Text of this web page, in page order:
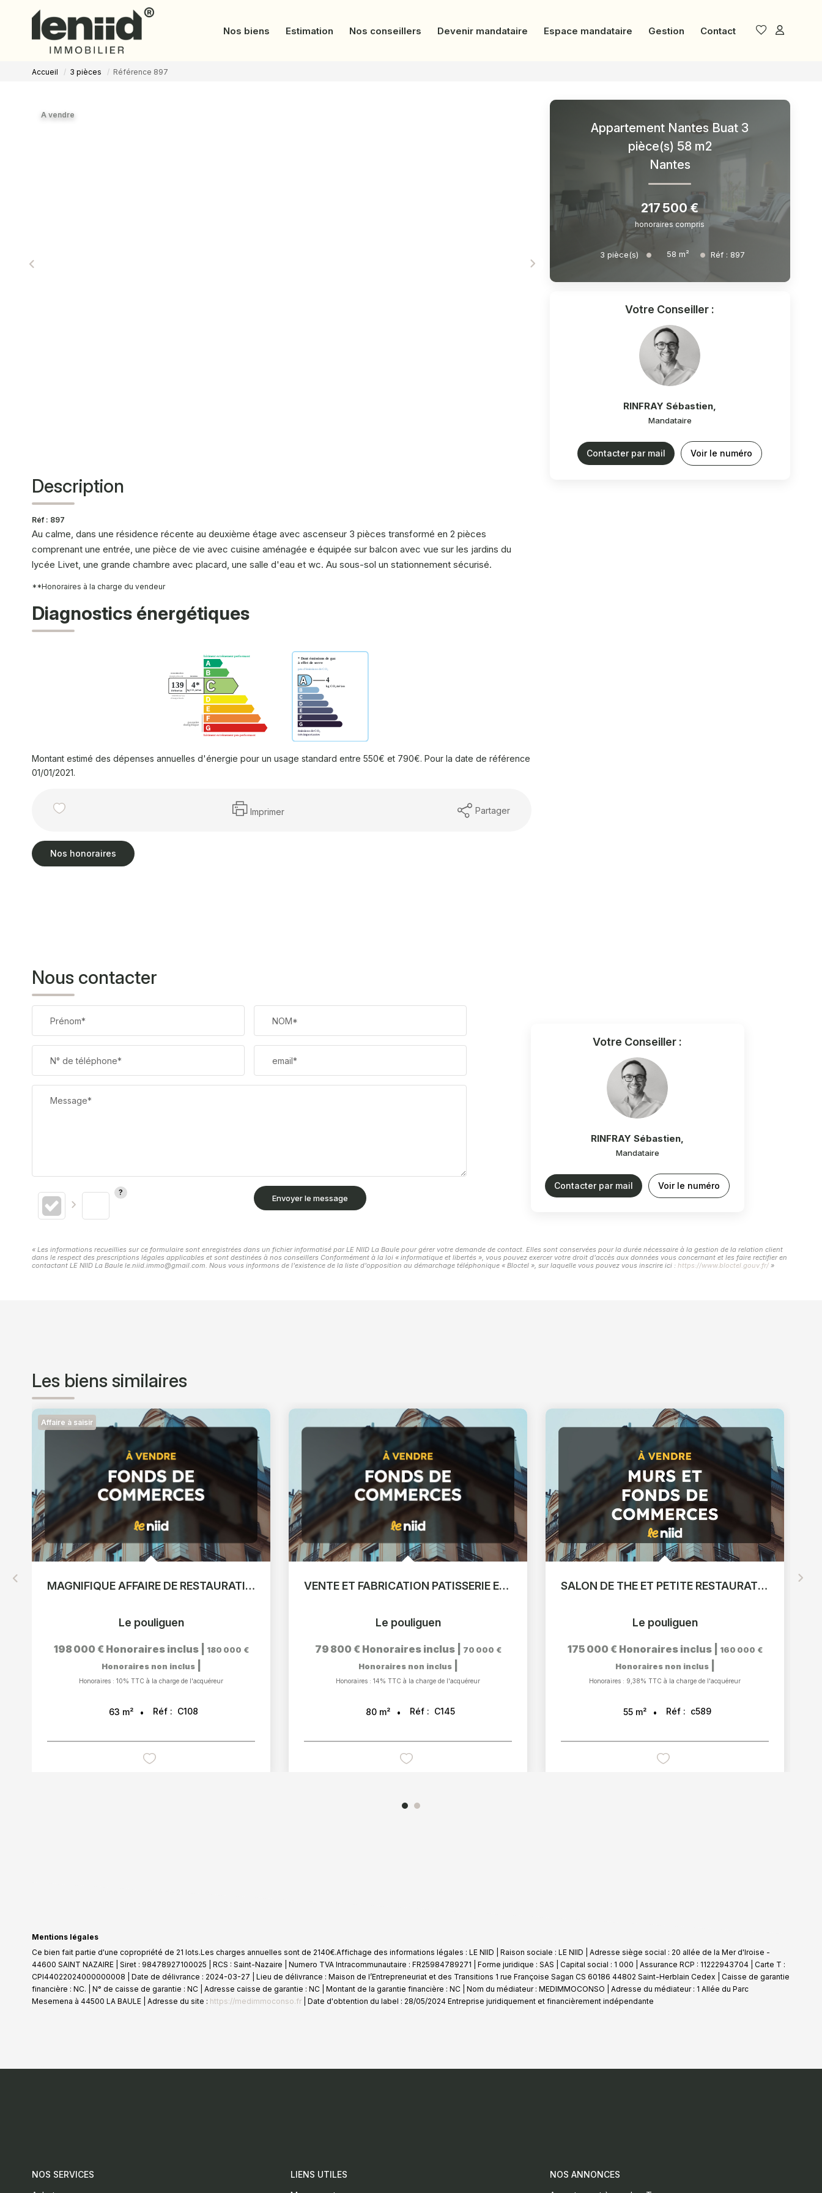
Nos biens Estimation Nos conseillers Devenir mandataire Espace mandataire Gestion Contact
Accueil 3 pièces Référence 897
A vendre
Description
Réf : 897
Au calme, dans une résidence récente au deuxième étage avec ascenseur 3 pièces transformé en 2 pièces
comprenant une entrée, une pièce de vie avec cuisine aménagée e équipée sur balcon avec vue sur les jardins du
lycée Livet, une grande chambre avec placard, une salle d'eau et wc. Au sous-sol un stationnement sécurisé.
**Honoraires à la charge du vendeur
Diagnostics énergétiques
Montant estimé des dépenses annuelles d'énergie pour un usage standard entre 550€ et 790€. Pour la date de référence
01/01/2021.
Imprimer Partager
Nos honoraires
Appartement Nantes Buat 3
pièce(s) 58 m2
Nantes
217 500 €
honoraires compris
3 pièce(s) 58 m² Réf : 897
Votre Conseiller :
RINFRAY Sébastien
Mandataire
Contacter par mail Voir le numéro
Nous contacter
Prénom* NOM*
N° de téléphone* email*
Message*
Envoyer le message
Votre Conseiller :
RINFRAY Sébastien,
Mandataire
Contacter par mail Voir le numéro
« Les informations recueillies sur ce formulaire sont enregistrées dans un fichier informatisé par LE NIID La Baule pour gérer votre demande de contact. Elles sont conservées pour la durée nécessaire à la gestion de la relation client
dans le respect des prescriptions légales applicables et sont destinées à nos conseillers Conformément à la loi « informatique et libertés », vous pouvez exercer votre droit d'accès aux données vous concernant et les faire rectifier en
contactant LE NIID La Baule le.niid.immo@gmail.com. Nous vous informons de l'existence de la liste d'opposition au démarchage téléphonique « Bloctel », sur laquelle vous pouvez vous inscrire ici : https://www.bloctel.gouv.fr/ »
Les biens similaires
Affaire à saisir
MAGNIFIQUE AFFAIRE DE RESTAURATION RAPIDE A LE POULIGUEN
Le pouliguen
198 000 € Honoraires inclus
180 000 €
Honoraires non inclus
Honoraires : 10% TTC à la charge de l'acquéreur
63 m² Réf : C108
VENTE ET FABRICATION PATISSERIE ET PRODUITS REGIONAUX EN EMPLACEMENT N°1
Le pouliguen
79 800 € Honoraires inclus
70 000 €
Honoraires non inclus
Honoraires : 14% TTC à la charge de l'acquéreur
80 m² Réf : C145
SALON DE THE ET PETITE RESTAURATION LE POULIGUEN 55 m2
Le pouliguen
175 000 € Honoraires inclus
160 000 €
Honoraires non inclus
Honoraires : 9,38% TTC à la charge de l'acquéreur
55 m² Réf : c589
Mentions légales
Ce bien fait partie d'une copropriété de 21 lots.Les charges annuelles sont de 2140€.Affichage des informations légales : LE NIID | Raison sociale : LE NIID | Adresse siège social : 20 allée de la Mer d'Iroise -
44600 SAINT NAZAIRE | Siret : 98478927100025 | RCS : Saint-Nazaire | Numero TVA Intracommunautaire : FR25984789271 | Forme juridique : SAS | Capital social : 1 000 | Assurance RCP : 11222943704 | Carte T :
CPI44022024000000008 | Date de délivrance : 2024-03-27 | Lieu de délivrance : Maison de l’Entrepreneuriat et des Transitions 1 rue Françoise Sagan CS 60186 44802 Saint-Herblain Cedex | Caisse de garantie
financière : NC. | N° de caisse de garantie : NC | Adresse caisse de garantie : NC | Montant de la garantie financière : NC | Nom du médiateur : MEDIMMOCONSO | Adresse du médiateur : 1 Allée du Parc
Mesemena à 44500 LA BAULE | Adresse du site : https://medimmoconso.fr | Date d'obtention du label : 28/05/2024 Entreprise juridiquement et financièrement indépendante
NOS SERVICES
LIENS UTILES
NOS ANNONCES